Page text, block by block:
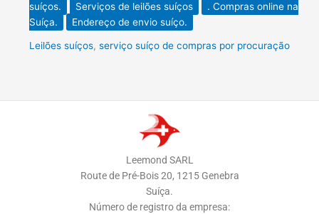
suíços.
Serviços de leilões suíços
. Compras online na
Suíça.
Endereço de envio suíço.
Leilões suíços, serviço suíço de compras por procuração
Leemond SARL
Route de Pré-Bois 20, 1215 Genebra
Suíça.
Número de registro da empresa: